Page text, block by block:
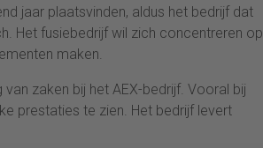
jaar plaatsvinden, aldus het bedrijf dat
Het fusiebedrijf wil zich concentreren op
maken.
zaken bij het AEX-bedrijf. Vooral bij
prestaties te zien. Het bedrijf levert